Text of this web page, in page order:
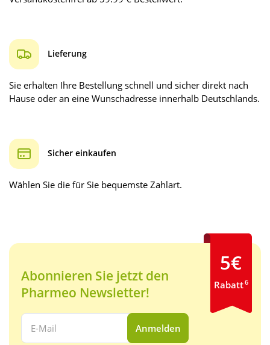
Lieferung
Sie erhalten Ihre Bestellung schnell und sicher direkt nach
Hause oder an eine Wunschadresse innerhalb Deutschlands.
Sicher einkaufen
Wählen Sie die für Sie bequemste Zahlart.
Abonnieren Sie jetzt den
Pharmeo Newsletter!
Ihre E-Mail Adresse:
Anmelden
5€
Rabatt6